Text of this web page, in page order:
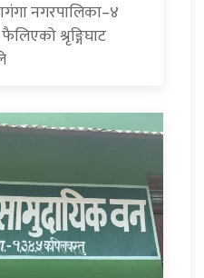
नगरपालिका–४
श्रृङ्गिघाट